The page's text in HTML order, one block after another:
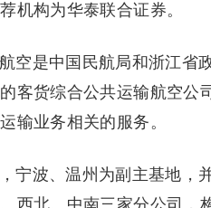
机构为华泰联合证券。
空是中国民航局和浙江省
客货综合公共运输航空公
输业务相关的服务。
宁波、温州为副主基地，
西北、中南三家分公司，